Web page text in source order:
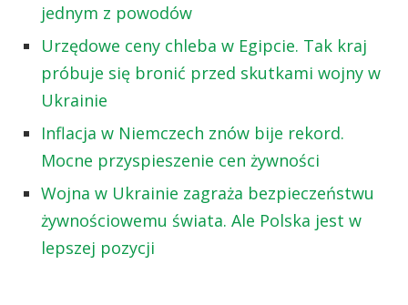
jednym z powodów
Urzędowe ceny chleba w Egipcie. Tak kraj
próbuje się bronić przed skutkami wojny w
Ukrainie
Inflacja w Niemczech znów bije rekord.
Mocne przyspieszenie cen żywności
Wojna w Ukrainie zagraża bezpieczeństwu
żywnościowemu świata. Ale Polska jest w
lepszej pozycji